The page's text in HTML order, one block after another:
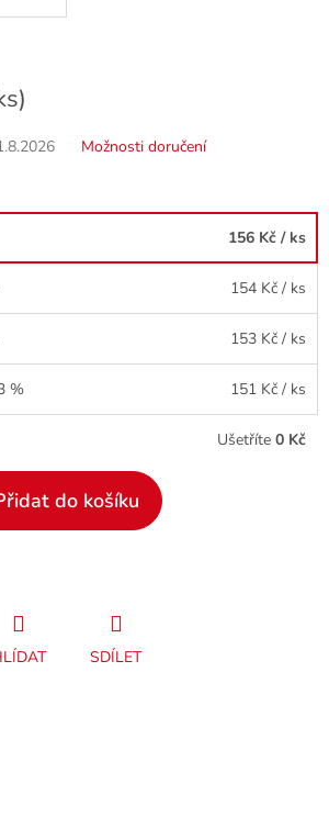
Možnosti doručení
156 Kč / ks
154 Kč / ks
153 Kč / ks
% 151 Kč / ks
Ušetříte 0 Kč
do košíku
SDÍLET